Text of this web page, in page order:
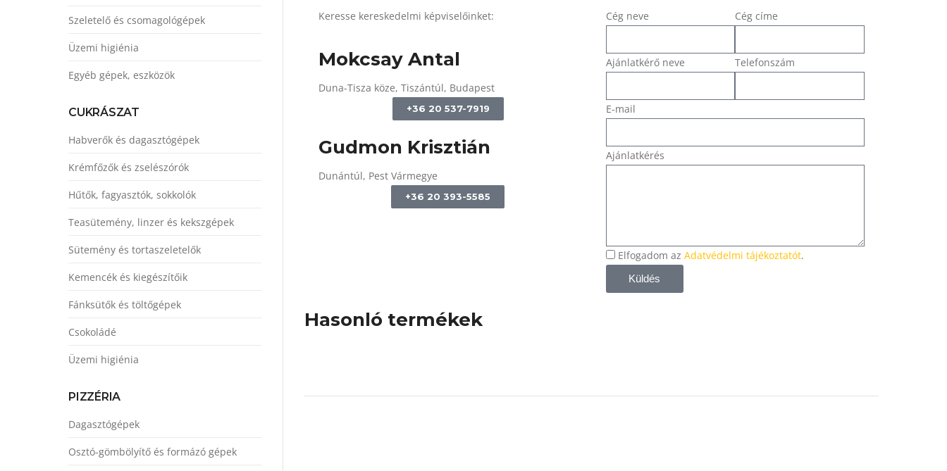
Keresse kereskedelmi képviselőinket:
Mokcsay Antal
Duna-Tisza köze, Tiszántúl, Budapest
+36 20 537-7919
Gudmon Krisztián
Dunántúl, Pest Vármegye
+36 20 393-5585
Cég neve Cég címe
Ajánlatkérő neve Telefonszám
E-mail
Ajánlatkérés
Elfogadom az Adatvédelmi tájékoztatót.
Küldés
Hasonló termékek
Szeletelő és csomagológépek
Üzemi higiénia
Egyéb gépek, eszközök
CUKRÁSZAT
Habverők és dagasztógépek
Krémfőzők és zselészórók
Hűtők, fagyasztók, sokkolók
Teasütemény, linzer és kekszgépek
Sütemény és tortaszeletelők
Kemencék és kiegészítőik
Fánksütők és töltőgépek
Csokoládé
Üzemi higiénia
PIZZÉRIA
Dagasztógépek
Osztó-gömbölyítő és formázó gépek